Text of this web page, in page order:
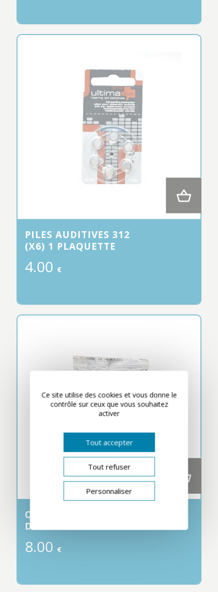
PILES AUDITIVES 312
(X6) 1 PLAQUETTE
4.00 €
CAPSULE
DÉSHYDRATANTE
8.00 €
Ce site utilise des cookies et vous donne le
contrôle sur ceux que vous souhaitez
activer
Tout accepter
Tout refuser
Personnaliser